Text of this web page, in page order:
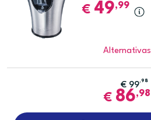
€ 49,99
Alternativas
€ 99,98
€ 86,98